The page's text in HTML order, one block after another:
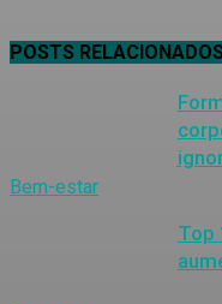
POSTS RELACIONADOS
Bem-estar
Top